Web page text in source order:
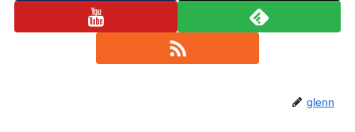
glenn